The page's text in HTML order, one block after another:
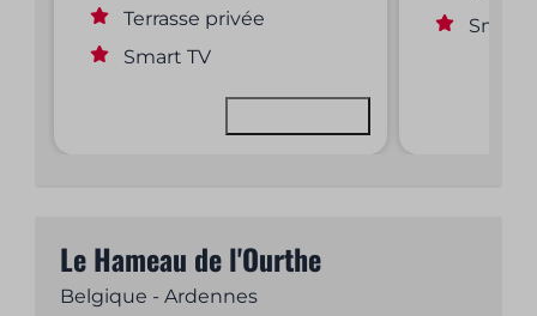
Terrasse privée
Smart TV
Smart
Le Hameau de l'Ourthe
Belgique - Ardennes